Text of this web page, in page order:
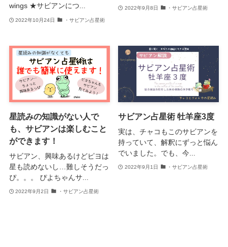
wings ★サビアンにつ...
2022年10月24日 ・サビアン占星術
2022年9月8日 ・サビアン占星術
星読みの知識がない人で
も、サビアンは楽しむこと
ができます！
サビアン、興味あるけどピヨは
星も読めないし…難しそうだっ
ぴ。。。 ぴよちゃんサ...
2022年9月2日 ・サビアン占星術
サビアン占星術 牡羊座3度
実は、チャコもこのサビアンを
持っていて、解釈にずっと悩ん
でいました。でも、今...
2022年9月1日 ・サビアン占星術